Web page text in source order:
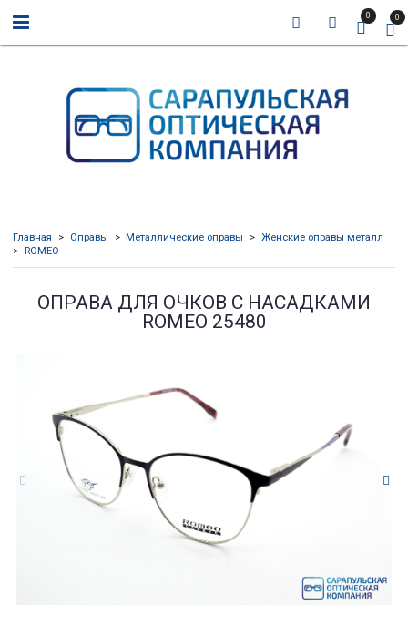
0 0
Главная Оправы Металлические оправы
Женские оправы металл
ROMEO
ОПРАВА ДЛЯ ОЧКОВ С НАСАДКАМИ
ROMEO 25480